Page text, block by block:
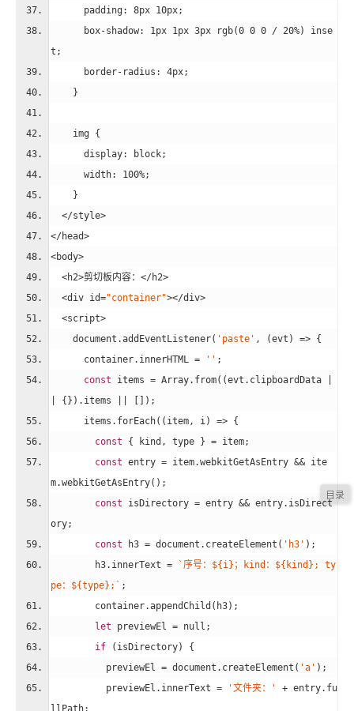
padding : 8px 10px;
box-shadow: 1px 1px 3px rgb(0 0 0 / 20%) inse
t;
border-radius : 4px;
    }
img {
display: block;
width: 100%;
    }
</style>
</head>
<body>
<h2>剪切板内容： </h2>
<div id="container"></div>
<script>
document .addEventListener( 'paste' , (evt) => {
      container.innerHTML =
'' ;
const items = Array.from((evt.clipboardData |
| {}).items || []);
      items.forEach(
( item, i) => {
const { kind, type } = item;
const entry = item.webkitGetAsEntry && ite
m.webkitGetAsEntry();
const isDirectory = entry && entry.isDirect
ory;
const h3 = document .createElement( 'h3' );
        h3.innerText =
`序号： ${i} ；kind： ${kind} ; ty
pe： ${type} ;` ;
        container.appendChild(h3);
let previewEl = null ;
if (isDirectory) {
          previewEl =
document .createElement( 'a' );
          previewEl.innerText =
'文件夹：'
+ entry.fu
llPath;